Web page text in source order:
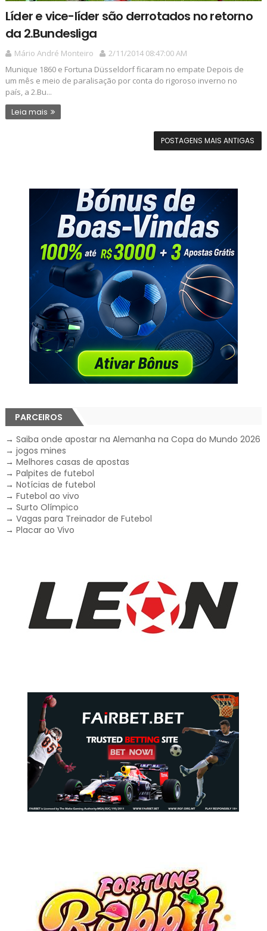
Líder e vice-líder são derrotados no retorno
da 2.Bundesliga
Mário André Monteiro
2/11/2014 08:47:00 AM
Munique 1860 e Fortuna Düsseldorf ficaram no empate Depois de
um mês e meio de paralisação por conta do rigoroso inverno no
país, a 2.Bu...
Leia mais
POSTAGENS MAIS ANTIGAS
PARCEIROS
→ Saiba onde apostar na Alemanha na Copa do Mundo 2026
→ jogos mines
→ Melhores casas de apostas
→ Palpites de futebol
→ Notícias de futebol
→ Futebol ao vivo
→ Surto Olímpico
→ Vagas para Treinador de Futebol
→ Placar ao Vivo